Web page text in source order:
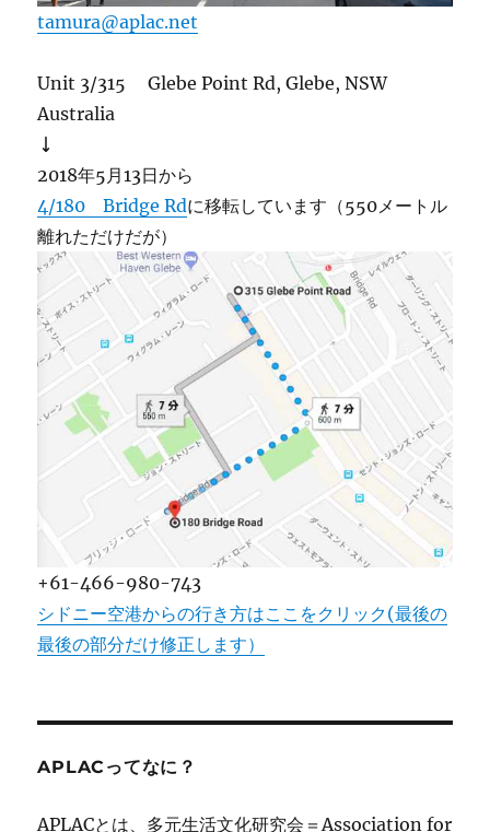
tamura@aplac.net
Unit 3/315 Glebe Point Rd, Glebe, NSW
Australia
↓
2018年5月13日から
4/180 Bridge Rdに移転しています（550メートル
離れただけだが）
+61-466-980-743
シドニー空港からの行き方はここをクリック(最後の
最後の部分だけ修正します）
APLACってなに？
APLACとは、多元生活文化研究会＝Association for